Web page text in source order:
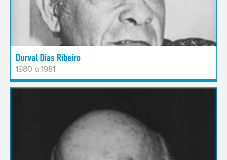
Durval Dias Ribeiro
1980 a 1981